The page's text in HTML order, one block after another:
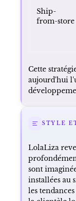
Ship-
from-store
Cette
aujourd'hui
STYLE
LolaLiza
sont
installées au
les